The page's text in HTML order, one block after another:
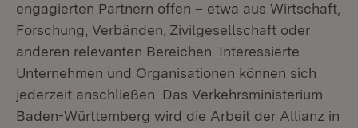
engagierten Partnern offen – etwa aus Wirtschaft,
Forschung, Verbänden, Zivilgesellschaft oder
anderen relevanten Bereichen. Interessierte
Unternehmen und Organisationen können sich
jederzeit anschließen. Das Verkehrsministerium
Baden-Württemberg wird die Arbeit der Allianz in